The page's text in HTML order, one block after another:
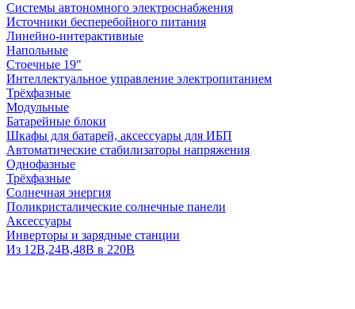
Системы автономного электроснабжения
Источники бесперебойного питания
Линейно-интерактивные
Напольные
Стоечные 19"
Интеллектуальное управление электропитанием
Трёхфазные
Модульные
Батарейные блоки
Шкафы для батарей, аксессуары для ИБП
Автоматические стабилизаторы напряжения
Однофазные
Трёхфазные
Солнечная энергия
Поликристалические солнечные панели
Аксессуары
Инверторы и зарядные станции
Из 12В,24В,48В в 220В